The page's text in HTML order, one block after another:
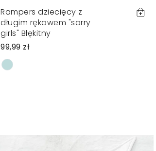
Rampers dziecięcy z
długim rękawem "sorry
girls" Błękitny
99,99 zł